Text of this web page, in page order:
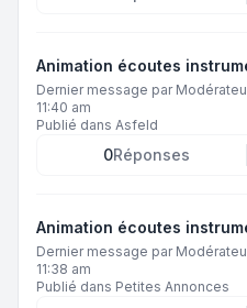
Animation écoutes
Dernier message par
11:40 am
Publié dans Asfeld
0Réponses
Animation écoutes
Dernier message par
11:38 am
Publié dans Petites Annonces